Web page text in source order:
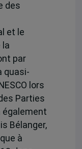
des
et le
la
par
quasi-
lors
Parties
également
Bélanger,
à